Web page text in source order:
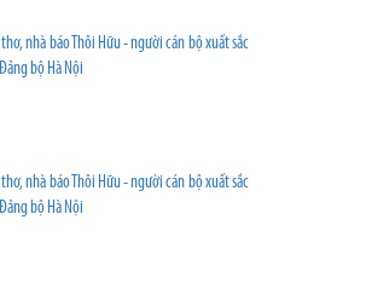
thơ, nhà báo Thôi Hữu - người cán bộ xuất sắc
bộ Hà Nội
thơ, nhà báo Thôi Hữu - người cán bộ xuất sắc
bộ Hà Nội